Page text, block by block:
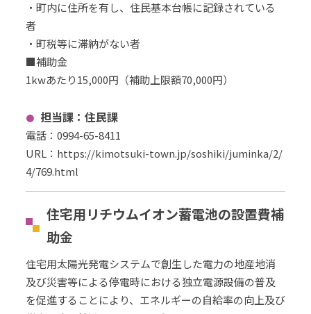
・町内に住所を有し、住民基本台帳に記録されている
者
・町税等に滞納がない者
■補助金
1kwあたり15,000円（補助上限額70,000円）
担当課： 住民課
電話： 0994-65-8411
URL： https://kimotsuki-town.jp/soshiki/juminka/2/
4/769.html
住宅用リチウムイオン蓄電池の設置費補
助金
住宅用太陽光発電システムで創生した電力の地産地消
及び災害等による停電時における独立電源設備の普及
を促進することにより、エネルギーの自給率の向上及び